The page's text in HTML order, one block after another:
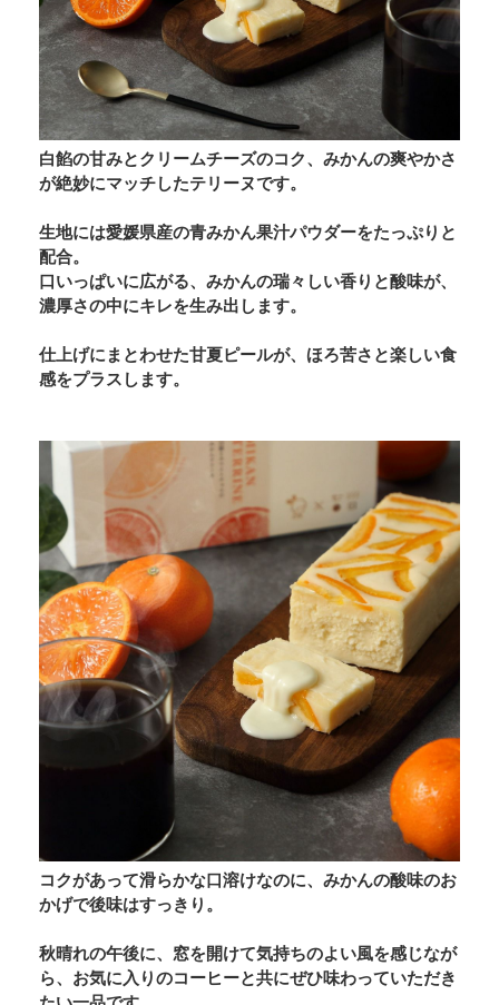
白餡の甘みとクリームチーズのコク、みかんの爽やかさ
が絶妙にマッチしたテリーヌです。
生地には愛媛県産の青みかん果汁パウダーをたっぷりと
配合。
口いっぱいに広がる、みかんの瑞々しい香りと酸味が、
濃厚さの中にキレを生み出します。
仕上げにまとわせた甘夏ピールが、ほろ苦さと楽しい食
感をプラスします。
コクがあって滑らかな口溶けなのに、みかんの酸味のお
かげで後味はすっきり。
秋晴れの午後に、窓を開けて気持ちのよい風を感じなが
ら、お気に入りのコーヒーと共にぜひ味わっていただき